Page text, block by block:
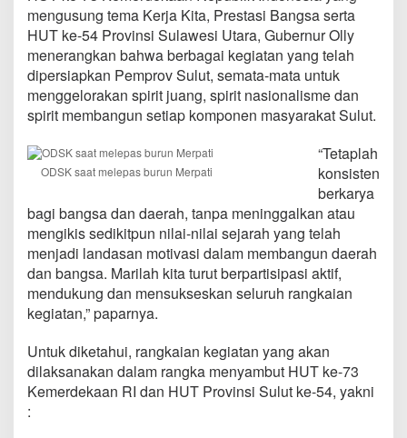
e
r
a
h
'
mengusung tema Kerja Kita, Prestasi Bangsa serta
HUT ke-54 Provinsi Sulawesi Utara, Gubernur Olly
menerangkan bahwa berbagai kegiatan yang telah
dipersiapkan Pemprov Sulut, semata-mata untuk
menggelorakan spirit juang, spirit nasionalisme dan
spirit membangun setiap komponen masyarakat Sulut.
ODSK saat melepas burun Merpati
“Tetaplah
konsisten
berkarya
bagi bangsa dan daerah, tanpa meninggalkan atau
mengikis sedikitpun nilai-nilai sejarah yang telah
menjadi landasan motivasi dalam membangun daerah
dan bangsa. Marilah kita turut berpartisipasi aktif,
mendukung dan mensukseskan seluruh rangkaian
kegiatan,” paparnya.
Untuk diketahui, rangkaian kegiatan yang akan
dilaksanakan dalam rangka menyambut HUT ke-73
Kemerdekaan RI dan HUT Provinsi Sulut ke-54, yakni
: